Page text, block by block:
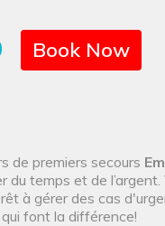
Book Now
de premiers secours
du temps et de
à gérer des cas
font la différence!